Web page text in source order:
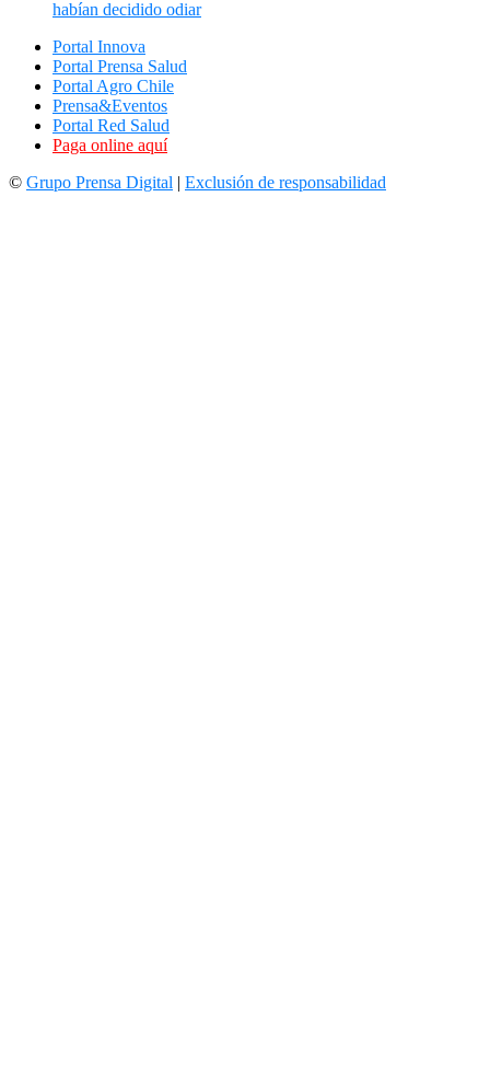
habían decidido odiar
Portal Innova
Portal Prensa Salud
Portal Agro Chile
Prensa&Eventos
Portal Red Salud
Paga online aquí
© Grupo Prensa Digital | Exclusión de responsabilidad